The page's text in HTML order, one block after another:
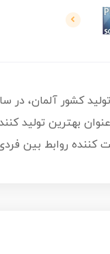
تولید کشور
بهترین تولید
کننده روابط بین